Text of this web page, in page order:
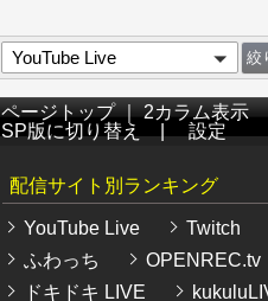
YouTube Live
ページトップ｜2カラム表示
SP版に切り替え
設定
配信サイト別ランキング
YouTube Live Twitch
ふわっち
OPENREC.tv
ドキドキ LIVE